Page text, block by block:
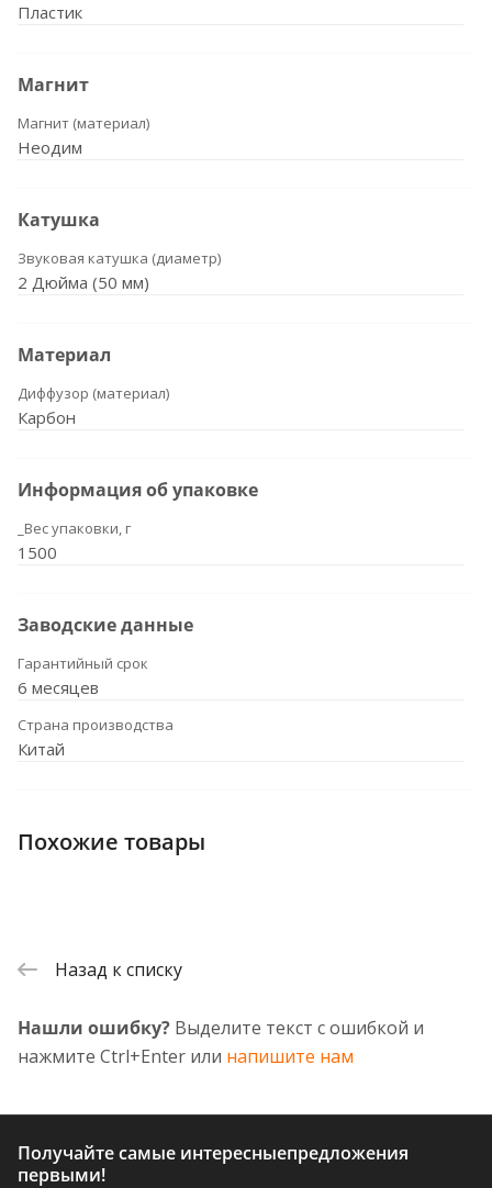
Пластик
Магнит
Магнит (материал)
Неодим
Катушка
Звуковая катушка (диаметр)
2 Дюйма (50 мм)
Материал
Диффузор (материал)
Карбон
Информация об упаковке
_Вес упаковки, г
1500
Заводские данные
Гарантийный срок
6 месяцев
Страна производства
Китай
Похожие товары
Назад к списку
Нашли ошибку? Выделите текст с ошибкой и
нажмите Ctrl+Enter или напишите нам
Получайте самые интересныепредложения
первыми!